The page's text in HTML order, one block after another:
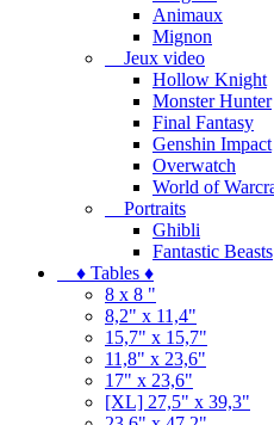
Animaux
Mignon
Jeux video
Hollow Knight
Monster Hunter
Final Fantasy
Genshin Impact
Overwatch
World of
Portraits
Ghibli
Fantastic Beasts
♦ Tables ♦
8 x 8 "
8,2" x 11,4"
15,7" x 15,7"
11,8" x 23,6"
17" x 23,6"
[XL] 27,5" x 39,3"